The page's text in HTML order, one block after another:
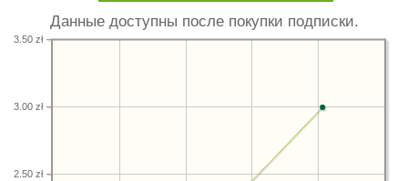
Данные доступны после покупки подписки.
2.50 zł
3.00 zł
3.50 zł